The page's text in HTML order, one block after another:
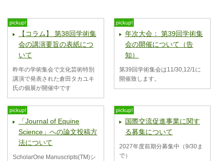
【コラム】 第38回学術集
会の講演要旨の表紙につ
いて
昨年の学術集会で文化芸術特別
講演で発表された倉田タカユキ
氏の個展が開催中です
年次大会： 第39回学術集
会の開催について（告
知）
第39回学術集会は11/30,12/1に
開催致します。
「Journal of Equine
Science」への論文投稿方
法について
ScholarOne Manuscripts(TM)シ
国際交流促進事業に関す
る募集について
2027年度前期分募集中（9/30ま
で）